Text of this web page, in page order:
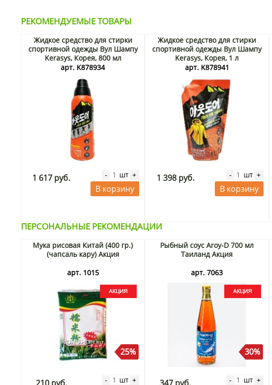
РЕКОМЕНДУЕМЫЕ ТОВАРЫ
Жидкое средство для стирки
спортивной одежды Вул Шампу
Kerasys, Корея, 800 мл
арт. K878934
1 617 руб. - шт +
В корзину
Жидкое средство для стирки
спортивной одежды Вул Шампу
Kerasys, Корея, 1 л
арт. K878941
1 398 руб. - шт +
В корзину
ПЕРСОНАЛЬНЫЕ РЕКОМЕНДАЦИИ
Мука рисовая Китай (400 гр.)
(чапсаль кару) Акция
арт. 1015
25%
210 руб. - шт +
Рыбный соус Aroy-D 700 мл
Таиланд Акция
арт. 7063
30%
347 руб. - шт +